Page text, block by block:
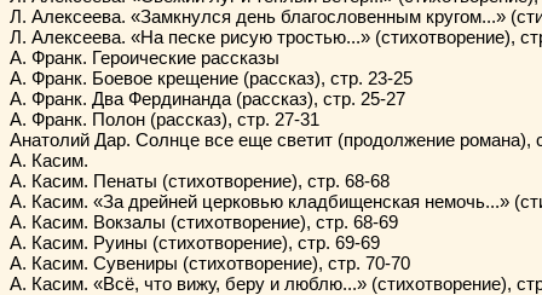
Л. Алексеева. «Замкнулся день благословенным кругом...»
Л. Алексеева. «На песке рисую тростью...» (стихотворение),
А. Франк. Героические рассказы
А. Франк. Боевое крещение (рассказ), стр. 23-25
А. Франк. Два Фердинанда (рассказ), стр. 25-27
А. Франк. Полон (рассказ), стр. 27-31
Анатолий Дар. Солнце все еще светит (продолжение романа),
А. Касим.
А. Касим. Пенаты (стихотворение), стр. 68-68
А. Касим. «За дрейней церковью кладбищенская немочь...»
А. Касим. Вокзалы (стихотворение), стр. 68-69
А. Касим. Руины (стихотворение), стр. 69-69
А. Касим. Сувениры (стихотворение), стр. 70-70
А. Касим. «Всё, что вижу, беру и люблю...» (стихотворение),